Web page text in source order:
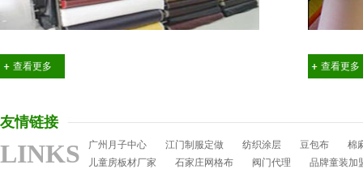
查看更多 查看更多
友情链接
LINKS 广州月子中心 江门制服定做 纺织涂层 豆包布
棉
儿童房板材厂家
石家庄网格布 阀门代理
品牌童装加